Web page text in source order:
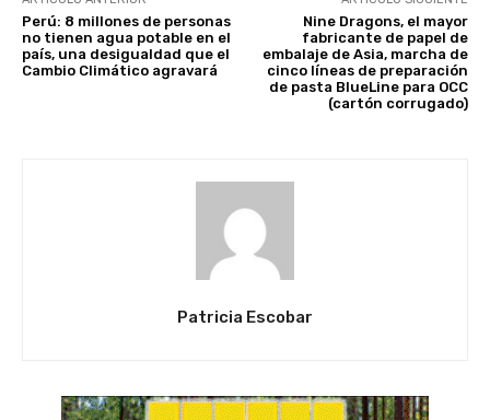
Perú: 8 millones de personas
no tienen agua potable en el
país, una desigualdad que el
Cambio Climático agravará
Nine Dragons, el mayor
fabricante de papel de
embalaje de Asia, marcha de
cinco líneas de preparación
de pasta BlueLine para OCC
(cartón corrugado)
Patricia Escobar